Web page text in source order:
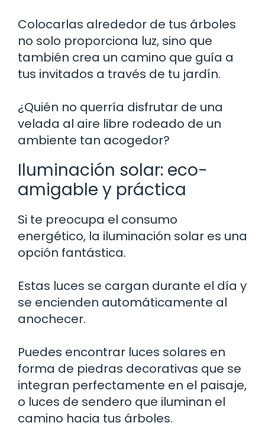
Colocarlas alrededor de tus árboles
no solo proporciona luz, sino que
también crea un camino que guía a
tus invitados a través de tu jardín.
¿Quién no querría disfrutar de una
velada al aire libre rodeado de un
ambiente tan acogedor?
Iluminación solar: eco-
amigable y práctica
Si te preocupa el consumo
energético, la iluminación solar es una
opción fantástica.
Estas luces se cargan durante el día y
se encienden automáticamente al
anochecer.
Puedes encontrar luces solares en
forma de piedras decorativas que se
integran perfectamente en el paisaje,
o luces de sendero que iluminan el
camino hacia tus árboles.